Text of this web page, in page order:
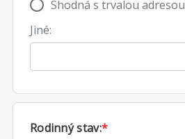
Shodná s trvalou adresou
Jiné:
Rodinný stav:*